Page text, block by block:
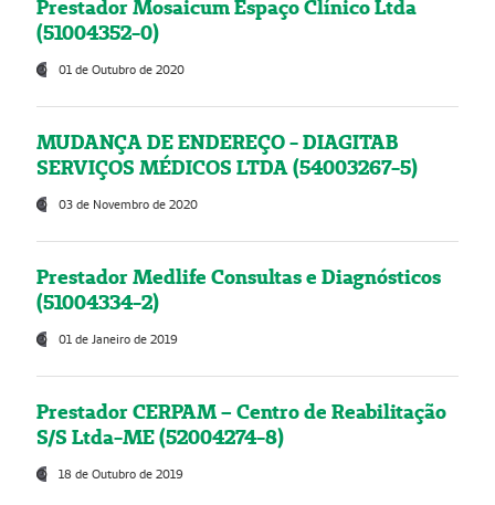
Prestador Mosaicum Espaço Clínico Ltda
(51004352-0)
01 de Outubro de 2020
MUDANÇA DE ENDEREÇO - DIAGITAB
SERVIÇOS MÉDICOS LTDA (54003267-5)
03 de Novembro de 2020
Prestador Medlife Consultas e Diagnósticos
(51004334-2)
01 de Janeiro de 2019
Prestador CERPAM – Centro de Reabilitação
S/S Ltda-ME (52004274-8)
18 de Outubro de 2019